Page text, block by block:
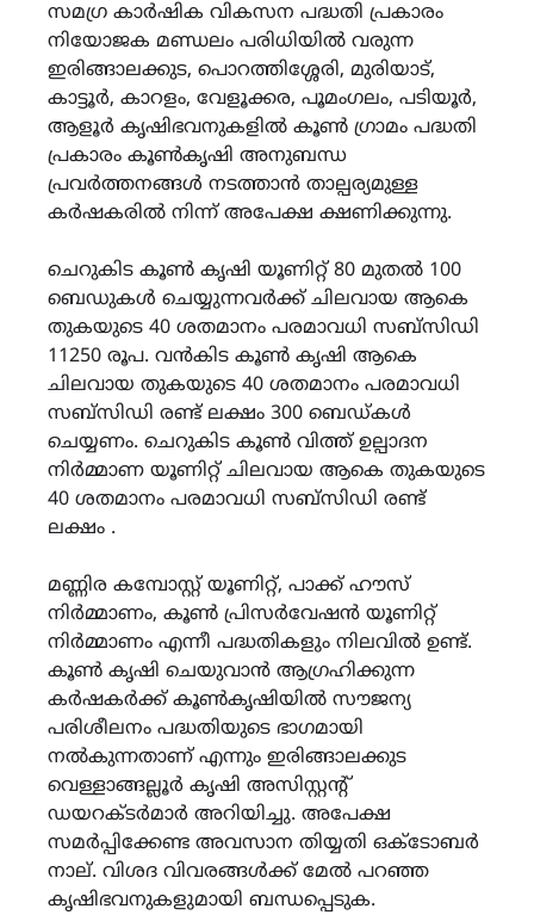
സമഗ്ര കാർഷിക വികസന പദ്ധതി പ്രകാരം
നിയോജക മണ്ഡലം പരിധിയിൽ വരുന്ന
ഇരിങ്ങാലക്കുട, പൊറത്തിശ്ശേരി, മുരിയാട്,
കാട്ടൂർ, കാറളം, വേളൂക്കര, പൂമംഗലം, പടിയൂർ,
ആളൂർ കൃഷിഭവനുകളിൽ കൂൺ ഗ്രാമം പദ്ധതി
പ്രകാരം കൂൺകൃഷി അനുബന്ധ
പ്രവർത്തനങ്ങൾ നടത്താൻ താല്പര്യമുള്ള
കർഷകരിൽ നിന്ന് അപേക്ഷ ക്ഷണിക്കുന്നു.
ചെറുകിട കൂൺ കൃഷി യൂണിറ്റ് 80 മുതൽ 100
ബെഡുകൾ ചെയ്യുന്നവർക്ക് ചിലവായ ആകെ
തുകയുടെ 40 ശതമാനം പരമാവധി സബ്സിഡി
11250 രൂപ. വൻകിട കൂൺ കൃഷി ആകെ
ചിലവായ തുകയുടെ 40 ശതമാനം പരമാവധി
സബ്സിഡി രണ്ട് ലക്ഷം 300 ബെഡ്കൾ
ചെയ്യണം. ചെറുകിട കൂൺ വിത്ത് ഉല്പാദന
നിർമ്മാണ യൂണിറ്റ് ചിലവായ ആകെ തുകയുടെ
40 ശതമാനം പരമാവധി സബ്സിഡി രണ്ട്
ലക്ഷം .
മണ്ണിര കമ്പോസ്റ്റ് യൂണിറ്റ്, പാക്ക് ഹൗസ്
നിർമ്മാണം, കൂൺ പ്രിസർവേഷൻ യൂണിറ്റ്
നിർമ്മാണം എന്നീ പദ്ധതികളും നിലവിൽ ഉണ്ട്.
കൂൺ കൃഷി ചെയുവാൻ ആഗ്രഹിക്കുന്ന
കർഷകർക്ക് കൂൺകൃഷിയിൽ സൗജന്യ
പരിശീലനം പദ്ധതിയുടെ ഭാഗമായി
നൽകുന്നതാണ് എന്നും ഇരിങ്ങാലക്കുട
വെള്ളാങ്ങല്ലൂർ കൃഷി അസിസ്റ്റൻ്റ്
ഡയറക്ടർമാർ അറിയിച്ചു. അപേക്ഷ
സമർപ്പിക്കേണ്ട അവസാന തിയ്യതി ഒക്ടോബർ
നാല്. വിശദ വിവരങ്ങൾക്ക് മേൽ പറഞ്ഞ
കൃഷിഭവനുകളുമായി ബന്ധപ്പെടുക.